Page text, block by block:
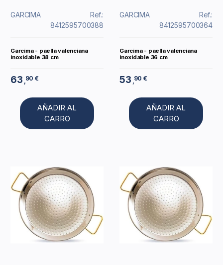
GARCIMA
Ref.:
8412595700388
Garcima - paella valenciana
inoxidable 38 cm
63 90 €
AÑADIR AL
CARRO
GARCIMA
Ref.:
8412595700364
Garcima - paella valenciana
inoxidable 36 cm
53 90 €
AÑADIR AL
CARRO